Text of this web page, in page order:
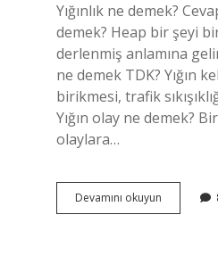
Yığınlık ne demek?
demek? Heap bir şeyi
derlenmiş anlamına
ne demek TDK? Yığın
birikmesi, trafik
Yığın olay ne demek?
olaylara…
Devamını okuyun
Ne